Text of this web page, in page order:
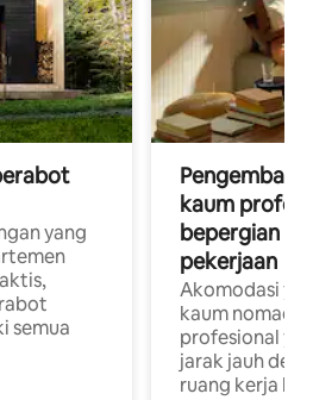
yang
semua
Pengembara
kaum
bepergian
pekerjaan
Akomodasi
kaum
profesional
jarak jauh
ruang kerja